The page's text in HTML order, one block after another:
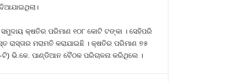
ସମୁଦାୟ କ୍ଷତିର ପରିମାଣ ୧୦୮ କୋଟି ଟଙ୍କା । ସେହିପରି
ମରାମତି କରାଯାଇଛି । କ୍ଷତିର ପରିମାଣ ୭୫
ଭି.କେ. ପାଣ୍ଡିଆନ ବୈଠକ ପରିଚାଳନା କରିଥିଲେ ।